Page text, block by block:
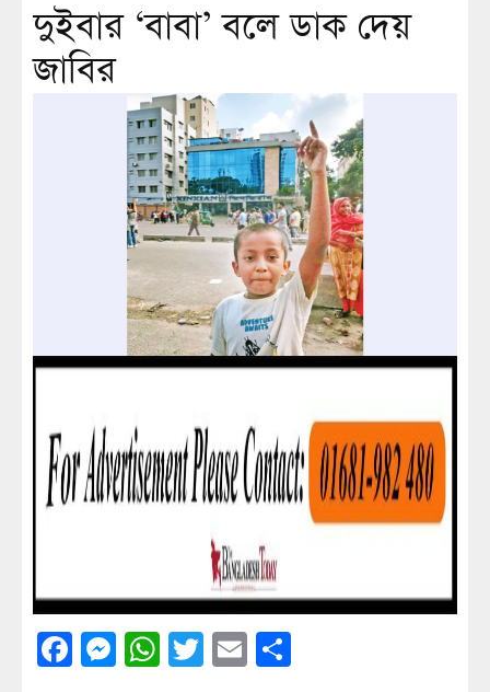
দুইবার ‘বাবা’ বলে ডাক দেয়
জাবির
Facebook
Messenger
WhatsApp
Twitter
Email